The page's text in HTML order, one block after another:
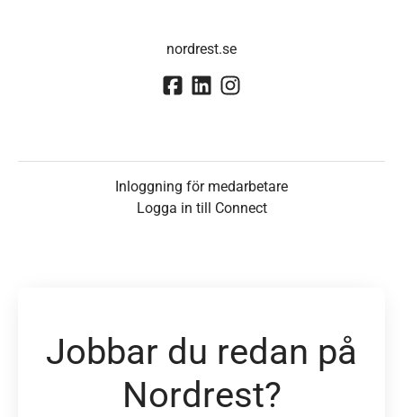
nordrest.se
Inloggning för medarbetare
Logga in till Connect
Jobbar du redan på
Nordrest?